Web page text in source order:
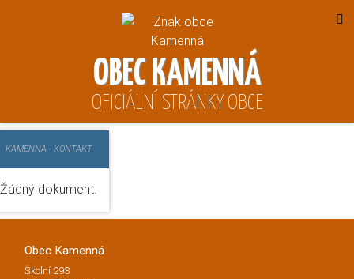
OBEC KAMENNÁ
OFICIÁLNÍ STRÁNKY OBCE
KAMENNA - KONTAKT
Žádný dokument.
Obec Kamenná
Školní 293